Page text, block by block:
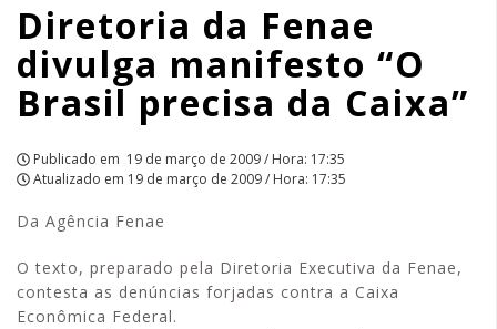
Caixa"
|
APCEF/SP
Diretoria da Fenae
divulga manifesto “O
Brasil precisa da Caixa”
Publicado em 19 de março de 2009 / Hora: 17:35
Atualizado em 19 de março de 2009 / Hora: 17:35
Da Agência Fenae
O texto, preparado pela Diretoria Executiva da Fenae,
contesta as denúncias forjadas contra a Caixa
Econômica Federal.